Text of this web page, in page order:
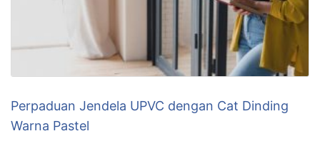
Perpaduan Jendela UPVC dengan Cat Dinding
Warna Pastel